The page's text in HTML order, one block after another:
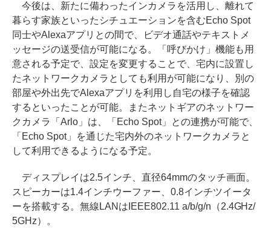
今後は、新たに備わったインカメラを活用し、離れて
暮らす家族といったシチュエーションを含むEcho Spot
同士やAlexaアプリとの間で、ビデオ通話やテキストメ
ッセージの送受信が可能になる。「呼びかけ」機能も用
意される予定で、設定を変更することで、宅内に設置し
たネットワークカメラとしても利用が可能になり、別の
部屋や外出先でAlexaアプリを利用し自宅の様子を確認
するといったことが可能。またネットギアのネットワー
クカメラ「Arlo」は、「Echo Spot」との連携が可能で、
「Echo Spot」を通じた宅内外のネットワークカメラと
して利用できるようになる予定。
ディスプレイは2.5インチ、直径64mmのタッチ画面。
スピーカーは1.4インチウーファー、0.8インチツイータ
ーを搭載する。無線LANはIEEE802.11 a/b/g/n（2.4GHz/
5GHz）。